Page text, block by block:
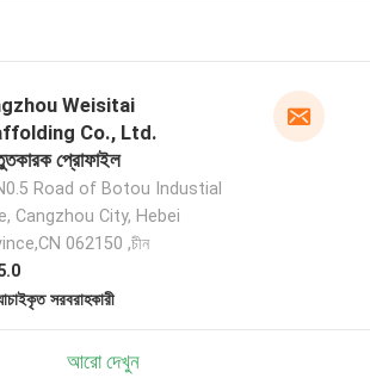
Weisitai
Co., Ltd.
প্রোফাইল
Road of Botou Industial
Cangzhou City, Hebei
062150 ,চীন
সরবরাহকারী
আরো দেখুন